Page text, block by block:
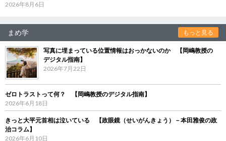
2026年8月6日
まめ学 もっと見る
写真に埋まっている位置情報はおっかないのか 【岡嶋教授の
デジタル指南】
2026年7月22日
ゼロトラストって何？ 【岡嶋教授のデジタル指南】
2026年6月18日
きっと大平元首相は泣いている 【政眼鏡（せいがんきょう）－本田雅俊の政
治コラム】
2026年6月10日